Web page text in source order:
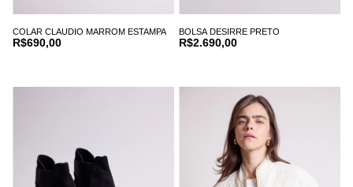
COLAR CLAUDIO MARROM ESTAMPA
R$690,00
BOLSA DESIRRE PRETO
R$2.690,00